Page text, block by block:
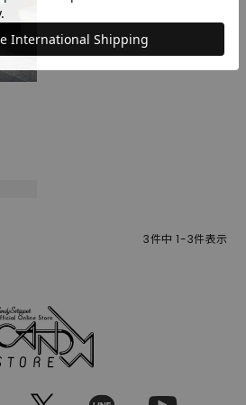
3件中 1-3件表示